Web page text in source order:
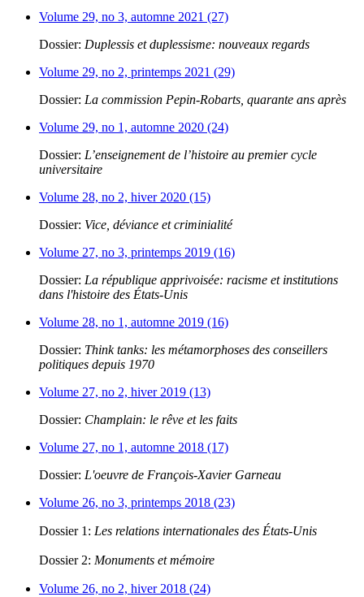
Volume 29, no 3, automne 2021 (27)
Dossier: Duplessis et duplessisme: nouveaux regards
Volume 29, no 2, printemps 2021 (29)
Dossier: La commission Pepin-Robarts, quarante ans après
Volume 29, no 1, automne 2020 (24)
Dossier: L’enseignement de l’histoire au premier cycle
universitaire
Volume 28, no 2, hiver 2020 (15)
Dossier: Vice, déviance et criminialité
Volume 27, no 3, printemps 2019 (16)
Dossier: La république apprivoisée: racisme et institutions
dans l'histoire des États-Unis
Volume 28, no 1, automne 2019 (16)
Dossier: Think tanks: les métamorphoses des conseillers
politiques depuis 1970
Volume 27, no 2, hiver 2019 (13)
Dossier: Champlain: le rêve et les faits
Volume 27, no 1, automne 2018 (17)
Dossier: L'oeuvre de François-Xavier Garneau
Volume 26, no 3, printemps 2018 (23)
Dossier 1: Les relations internationales des États-Unis
Dossier 2: Monuments et mémoire
Volume 26, no 2, hiver 2018 (24)